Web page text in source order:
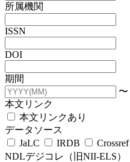
所属機関
ISSN
DOI
期間
〜
本文リンク
本文リンクあり
データソース
JaLC
IRDB Crossref
NDLデジコレ（旧NII-ELS）